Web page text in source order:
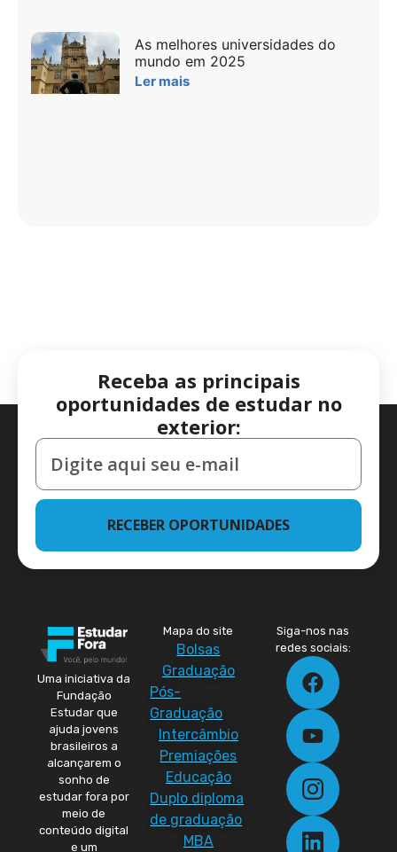
As melhores universidades do
mundo em 2025
Ler mais
Receba as principais
oportunidades de estudar no
exterior:
RECEBER OPORTUNIDADES
Uma iniciativa da
Fundação
Estudar que
ajuda jovens
brasileiros a
alcançarem o
sonho de
estudar fora por
meio de
conteúdo digital
e um
Mapa do site
Bolsas
Graduação
Pós-
Graduação
Intercâmbio
Premiações
Educação
Duplo diploma
de graduação
MBA
Siga-nos nas
redes sociais: